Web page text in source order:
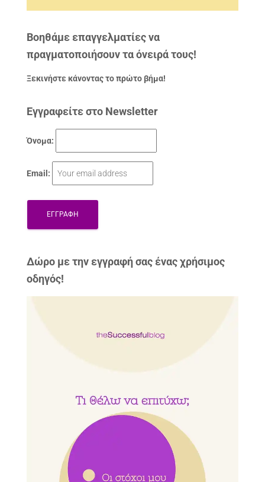
Βοηθάμε επαγγελματίες να
πραγματοποιήσουν τα όνειρά τους!
Ξεκινήστε κάνοντας το πρώτο βήμα!
Εγγραφείτε στο Newsletter
Όνομα:
Email:
Δώρo με την εγγραφή σας ένας χρήσιμος
οδηγός!